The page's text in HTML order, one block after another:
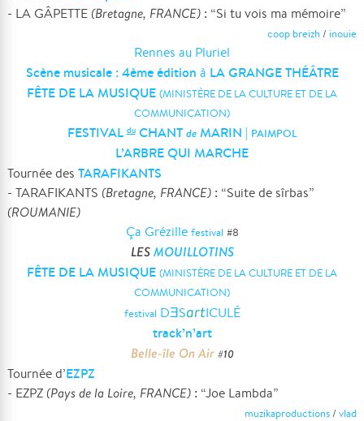
- LA GÂPETTE (Bretagne, FRANCE) : “Si tu vois ma mémoire”
coop breizh / inouie
Rennes au Pluriel
Scène musicale : 4ème édition à LA GRANGE THÉÂTRE
FÊTE DE LA MUSIQUE (MINISTÈRE DE LA CULTURE ET DE LA
COMMUNICATION)
FESTIVALduCHANT deMARIN | PAIMPOL
L’ARBRE QUI MARCHE
Tournée desTARAFIKANTS
- TARAFIKANTS (Bretagne, FRANCE) : “Suite de sîrbas”
(ROUMANIE)
Ça Grézille festival #8
LESMOUILLOTINS
FÊTE DE LA MUSIQUE (MINISTÈRE DE LA CULTURE ET DE LA
COMMUNICATION)
festival DƎSartICULÉ
track’n’art
Belle-île On Air #10
Tournée d’EZPZ
- EZPZ (Pays de la Loire, FRANCE) : “Joe Lambda”
muzikaproductions/ vlad